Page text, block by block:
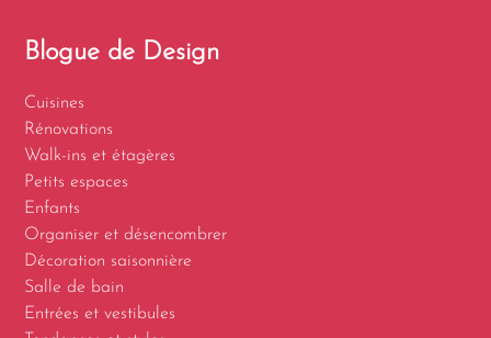
Blogue de Design
Cuisines
Rénovations
Walk-ins et étagères
Petits espaces
Enfants
Organiser et désencombrer
Décoration saisonnière
Salle de bain
Entrées et vestibules